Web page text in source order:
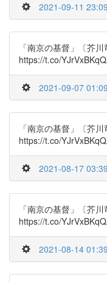
2021-09-11
「南京の基督」〔芥
https://t.co/
2021-09-07
「南京の基督」〔芥
https://t.co/
2021-08-17
「南京の基督」〔芥
https://t.co/
2021-08-14